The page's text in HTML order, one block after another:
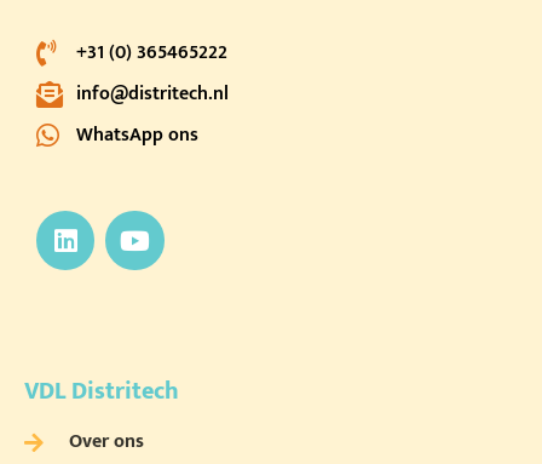
+31 (0) 365465222
info@distritech.nl
WhatsApp ons
VDL Distritech
Over ons